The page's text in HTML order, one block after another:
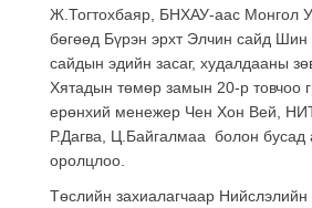
Ж.Тогтохбаяр, БНХАУ-аас Монгол
бөгөөд Бүрэн эрхт Элчин сайд
сайдын эдийн засаг, худалдааны
Хятадын төмөр замын 20-р товчоо
ерөнхий менежер Чен Хон Вей,
Р.Дагва, Ц.Байгалмаа болон бусад
оролцлоо.
Төслийн захиалагчаар Нийслэлийн